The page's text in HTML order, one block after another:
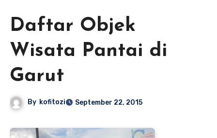
Daftar Objek
Wisata Pantai di
Garut
By kofitozi September 22, 2015